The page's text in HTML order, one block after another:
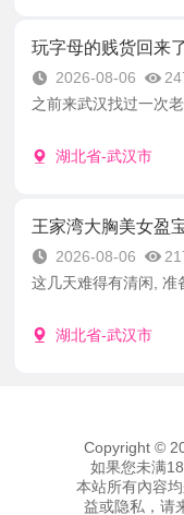
玩字母的贱货回来
2026-08-06
之前来武汉找过一次
湖北省-武汉市
王家湾大胸美女盈
2026-08-06
这几天难得有清闲, 准
湖北省-武汉市
Copyright ©
如果您未满
本站所有內容
益或隐私，请